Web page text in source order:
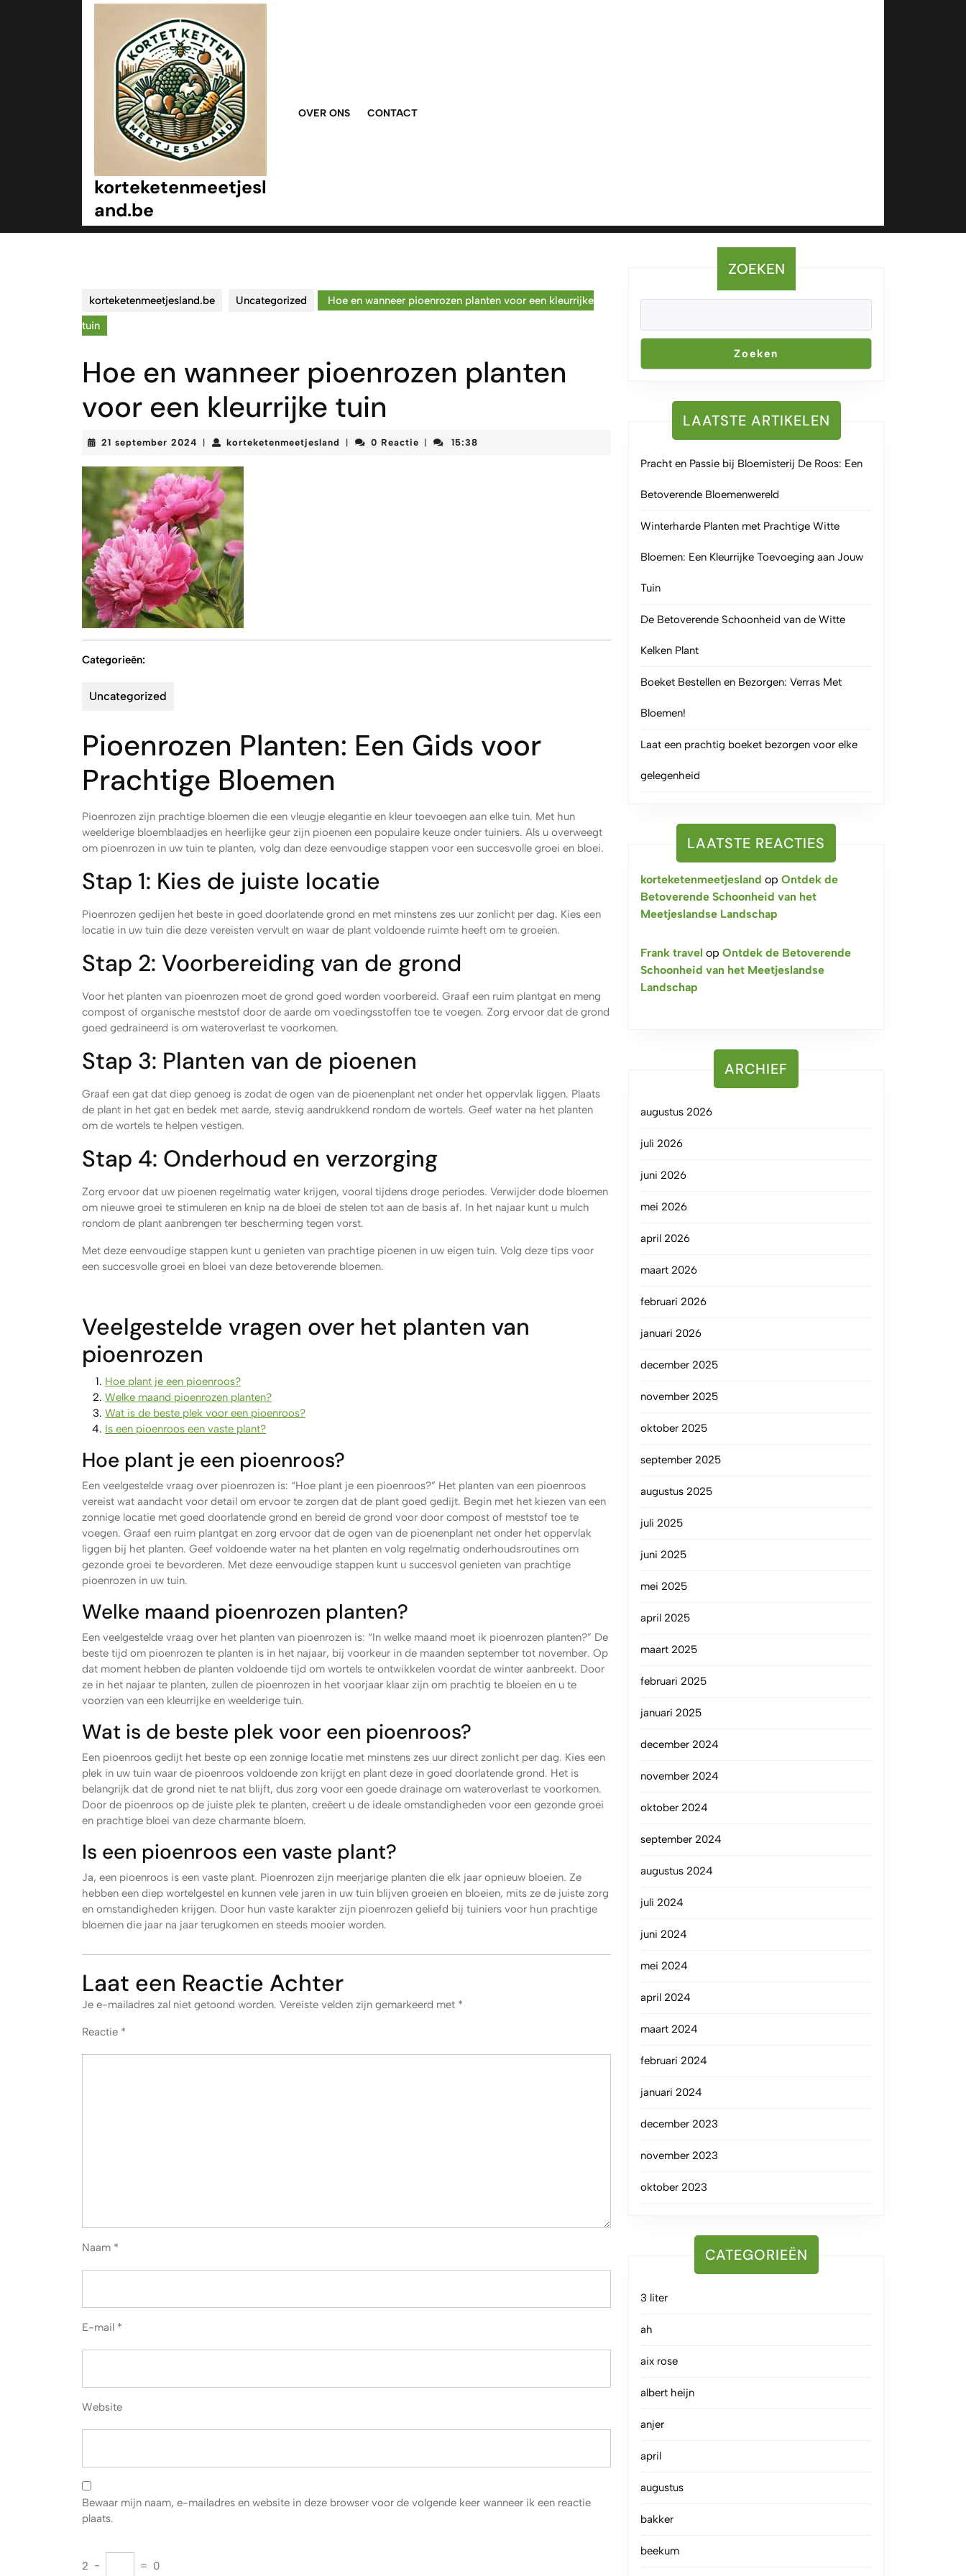
korteketenmeetjesl
and.be
OVER ONS CONTACT
korteketenmeetjesland.be Uncategorized
Hoe en wanneer pioenrozen planten voor een kleurrijke
tuin
Hoe en wanneer pioenrozen planten
voor een kleurrijke tuin
21 september 2024 21
2024
korteketenmeetjesland korteketenmeetjesland
0 Reactie 15:38
Categorieën:
Uncategorized
Pioenrozen Planten: Een Gids voor
Prachtige Bloemen
Pioenrozen zijn prachtige bloemen die een vleugje elegantie en kleur toevoegen aan elke tuin. Met hun
weelderige bloemblaadjes en heerlijke geur zijn pioenen een populaire keuze onder tuiniers. Als u overweegt
om pioenrozen in uw tuin te planten, volg dan deze eenvoudige stappen voor een succesvolle groei en bloei.
Stap 1: Kies de juiste locatie
Pioenrozen gedijen het beste in goed doorlatende grond en met minstens zes uur zonlicht per dag. Kies een
locatie in uw tuin die deze vereisten vervult en waar de plant voldoende ruimte heeft om te groeien.
Stap 2: Voorbereiding van de grond
Voor het planten van pioenrozen moet de grond goed worden voorbereid. Graaf een ruim plantgat en meng
compost of organische meststof door de aarde om voedingsstoffen toe te voegen. Zorg ervoor dat de grond
goed gedraineerd is om wateroverlast te voorkomen.
Stap 3: Planten van de pioenen
Graaf een gat dat diep genoeg is zodat de ogen van de pioenenplant net onder het oppervlak liggen. Plaats
de plant in het gat en bedek met aarde, stevig aandrukkend rondom de wortels. Geef water na het planten
om de wortels te helpen vestigen.
Stap 4: Onderhoud en verzorging
Zorg ervoor dat uw pioenen regelmatig water krijgen, vooral tijdens droge periodes. Verwijder dode bloemen
om nieuwe groei te stimuleren en knip na de bloei de stelen tot aan de basis af. In het najaar kunt u mulch
rondom de plant aanbrengen ter bescherming tegen vorst.
Met deze eenvoudige stappen kunt u genieten van prachtige pioenen in uw eigen tuin. Volg deze tips voor
een succesvolle groei en bloei van deze betoverende bloemen.
Veelgestelde vragen over het planten van
pioenrozen
Hoe plant je een pioenroos?
Welke maand pioenrozen planten?
Wat is de beste plek voor een pioenroos?
Is een pioenroos een vaste plant?
Hoe plant je een pioenroos?
Een veelgestelde vraag over pioenrozen is: “Hoe plant je een pioenroos?” Het planten van een pioenroos
vereist wat aandacht voor detail om ervoor te zorgen dat de plant goed gedijt. Begin met het kiezen van een
zonnige locatie met goed doorlatende grond en bereid de grond voor door compost of meststof toe te
voegen. Graaf een ruim plantgat en zorg ervoor dat de ogen van de pioenenplant net onder het oppervlak
liggen bij het planten. Geef voldoende water na het planten en volg regelmatig onderhoudsroutines om
gezonde groei te bevorderen. Met deze eenvoudige stappen kunt u succesvol genieten van prachtige
pioenrozen in uw tuin.
Welke maand pioenrozen planten?
Een veelgestelde vraag over het planten van pioenrozen is: “In welke maand moet ik pioenrozen planten?” De
beste tijd om pioenrozen te planten is in het najaar, bij voorkeur in de maanden september tot november. Op
dat moment hebben de planten voldoende tijd om wortels te ontwikkelen voordat de winter aanbreekt. Door
ze in het najaar te planten, zullen de pioenrozen in het voorjaar klaar zijn om prachtig te bloeien en u te
voorzien van een kleurrijke en weelderige tuin.
Wat is de beste plek voor een pioenroos?
Een pioenroos gedijt het beste op een zonnige locatie met minstens zes uur direct zonlicht per dag. Kies een
plek in uw tuin waar de pioenroos voldoende zon krijgt en plant deze in goed doorlatende grond. Het is
belangrijk dat de grond niet te nat blijft, dus zorg voor een goede drainage om wateroverlast te voorkomen.
Door de pioenroos op de juiste plek te planten, creëert u de ideale omstandigheden voor een gezonde groei
en prachtige bloei van deze charmante bloem.
Is een pioenroos een vaste plant?
Ja, een pioenroos is een vaste plant. Pioenrozen zijn meerjarige planten die elk jaar opnieuw bloeien. Ze
hebben een diep wortelgestel en kunnen vele jaren in uw tuin blijven groeien en bloeien, mits ze de juiste zorg
en omstandigheden krijgen. Door hun vaste karakter zijn pioenrozen geliefd bij tuiniers voor hun prachtige
bloemen die jaar na jaar terugkomen en steeds mooier worden.
Laat een Reactie Achter
Je e-mailadres zal niet getoond worden. Vereiste velden zijn gemarkeerd met *
Reactie *
Naam *
E-mail *
Website
Bewaar mijn naam, e-mailadres en website in deze browser voor de volgende keer wanneer ik een reactie
plaats.
2 − = 0
ZOEKEN
Zoeken
LAATSTE ARTIKELEN
Pracht en Passie bij Bloemisterij De Roos: Een
Betoverende Bloemenwereld
Winterharde Planten met Prachtige Witte
Bloemen: Een Kleurrijke Toevoeging aan Jouw
Tuin
De Betoverende Schoonheid van de Witte
Kelken Plant
Boeket Bestellen en Bezorgen: Verras Met
Bloemen!
Laat een prachtig boeket bezorgen voor elke
gelegenheid
LAATSTE REACTIES
korteketenmeetjesland op Ontdek de
Betoverende Schoonheid van het
Meetjeslandse Landschap
Frank travel op Ontdek de Betoverende
Schoonheid van het Meetjeslandse
Landschap
ARCHIEF
augustus 2026
juli 2026
juni 2026
mei 2026
april 2026
maart 2026
februari 2026
januari 2026
december 2025
november 2025
oktober 2025
september 2025
augustus 2025
juli 2025
juni 2025
mei 2025
april 2025
maart 2025
februari 2025
januari 2025
december 2024
november 2024
oktober 2024
september 2024
augustus 2024
juli 2024
juni 2024
mei 2024
april 2024
maart 2024
februari 2024
januari 2024
december 2023
november 2023
oktober 2023
CATEGORIEËN
3 liter
ah
aix rose
albert heijn
anjer
april
augustus
bakker
beekum